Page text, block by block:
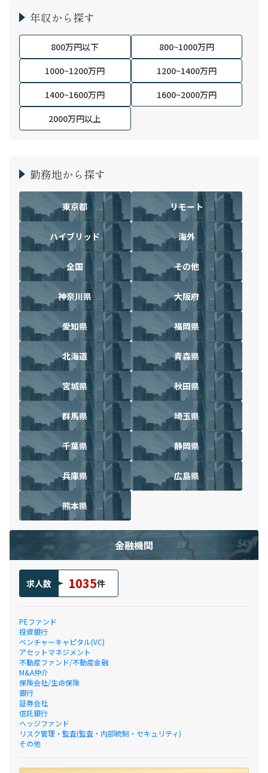
年収から探す
800万円以下
800~1000万円
1000~1200万円
1200~1400万円
1400~1600万円
1600~2000万円
2000万円以上
勤務地から探す
東京都 リモート
ハイブリッド 海外
全国 その他
神奈川県 大阪府
愛知県 福岡県
北海道 青森県
宮城県 秋田県
群馬県 埼玉県
千葉県 静岡県
兵庫県 広島県
熊本県
金融機関
求人数 1035件
PEファンド
投資銀行
ベンチャーキャピタル(VC)
アセットマネジメント
不動産ファンド/不動産金融
M&A仲介
保険会社/生命保険
銀行
証券会社
信託銀行
ヘッジファンド
リスク管理・監査(監査・内部統制・セキュリティ)
その他